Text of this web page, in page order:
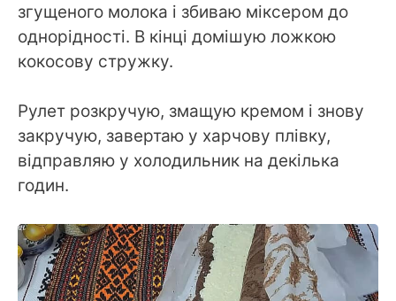
згущеного молока і збиваю міксером до
однорідності. В кінці домішую ложкою
кокосову стружку.
Рулет розкручую, змащую кремом і знову
закручую, завертаю у харчову плівку,
відправляю у холодильник на декілька
годин.